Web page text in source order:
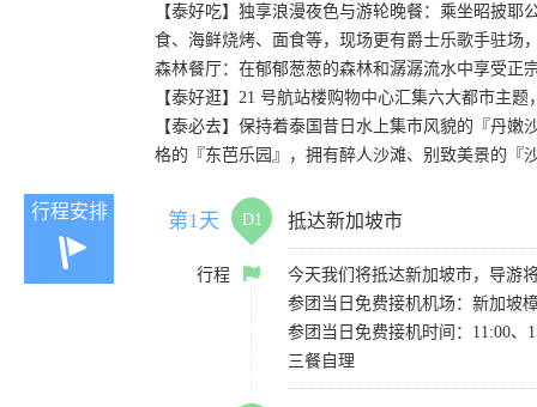
【泰好吃】独享浪漫夜色与游轮晚餐：乘坐昭披耶
食、海鲜烧烤、面食等，现场更有爵士乐歌手驻场
森林餐厅：在郁郁葱葱的森林和潺潺流水中享受正
【泰好逛】21 号航站楼购物中心汇集六大都市主
【泰必去】保持着泰国昔日水上集市风貌的『丹
格的『东芭乐园』，拥有醉人沙滩、别致美景的『
行程安排 第1天 D1 抵达新加坡市
行程
今天我们将抵达新加坡市，导游
参团当日免费接机机场：新加坡
参团当日免费接机时间：11:00、
三餐自理